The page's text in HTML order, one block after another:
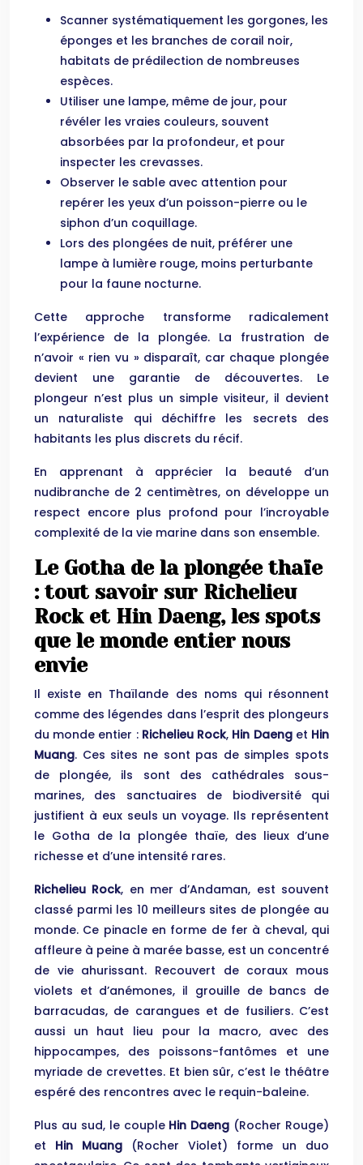
Scanner systématiquement les gorgones, les
éponges et les branches de corail noir,
habitats de prédilection de nombreuses
espèces.
Utiliser une lampe, même de jour, pour
révéler les vraies couleurs, souvent
absorbées par la profondeur, et pour
inspecter les crevasses.
Observer le sable avec attention pour
repérer les yeux d’un poisson-pierre ou le
siphon d’un coquillage.
Lors des plongées de nuit, préférer une
lampe à lumière rouge, moins perturbante
pour la faune nocturne.
Cette approche transforme radicalement
l’expérience de la plongée. La frustration de
n’avoir « rien vu » disparaît, car chaque plongée
devient une garantie de découvertes. Le
plongeur n’est plus un simple visiteur, il devient
un naturaliste qui déchiffre les secrets des
habitants les plus discrets du récif.
En apprenant à apprécier la beauté d’un
nudibranche de 2 centimètres, on développe un
respect encore plus profond pour l’incroyable
complexité de la vie marine dans son ensemble.
Le Gotha de la plongée thaïe
: tout savoir sur Richelieu
Rock et Hin Daeng, les spots
que le monde entier nous
envie
Il existe en Thaïlande des noms qui résonnent
comme des légendes dans l’esprit des plongeurs
du monde entier : Richelieu Rock, Hin Daenget Hin
Muang. Ces sites ne sont pas de simples spots
de plongée, ils sont des cathédrales sous-
marines, des sanctuaires de biodiversité qui
justifient à eux seuls un voyage. Ils représentent
le Gotha de la plongée thaïe, des lieux d’une
richesse et d’une intensité rares.
Richelieu Rock, en mer d’Andaman, est souvent
classé parmi les 10 meilleurs sites de plongée au
monde. Ce pinacle en forme de fer à cheval, qui
affleure à peine à marée basse, est un concentré
de vie ahurissant. Recouvert de coraux mous
violets et d’anémones, il grouille de bancs de
barracudas, de carangues et de fusiliers. C’est
aussi un haut lieu pour la macro, avec des
hippocampes, des poissons-fantômes et une
myriade de crevettes. Et bien sûr, c’est le théâtre
espéré des rencontres avec le requin-baleine.
Plus au sud, le couple Hin Daeng (Rocher Rouge)
et Hin Muang (Rocher Violet) forme un duo